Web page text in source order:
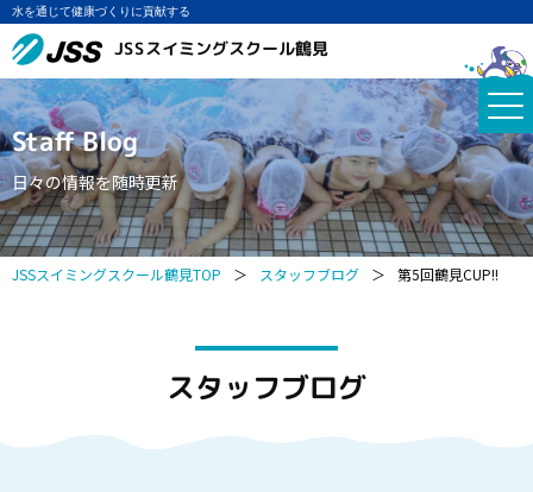
水を通じて健康づくりに貢献する
JSSスイミングスクール鶴見
Staff Blog
日々の情報を随時更新
JSSスイミングスクール鶴見TOP ＞ スタッフブログ ＞ 第5回鶴見CUP!!
スタッフブログ